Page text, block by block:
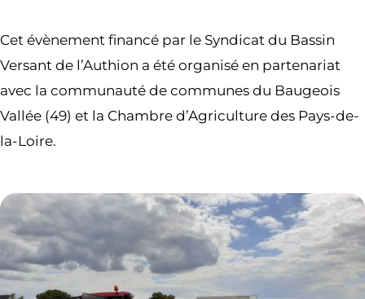
Cet évènement financé par le Syndicat du Bassin
Versant de l’Authion a été organisé en partenariat
avec la communauté de communes du Baugeois
Vallée (49) et la Chambre d’Agriculture des Pays-de-
la-Loire.